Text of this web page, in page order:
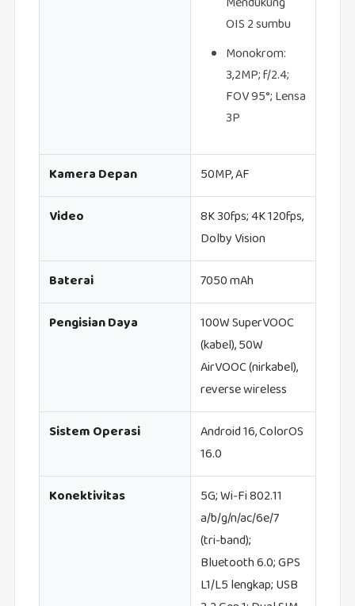
OIS 2 sumbu
Monokrom:
3,2MP; f/2.4;
FOV 95°; Lensa
3P
Kamera Depan
50MP, AF
Video
8K 30fps; 4K 120fps,
Dolby Vision
Baterai
7050 mAh
Pengisian Daya
100W SuperVOOC
(kabel), 50W
AirVOOC (nirkabel),
reverse wireless
Sistem Operasi
Android 16, ColorOS
16.0
Konektivitas
5G; Wi‑Fi 802.11
a/b/g/n/ac/6e/7
(tri‑band);
Bluetooth 6.0; GPS
L1/L5 lengkap; USB